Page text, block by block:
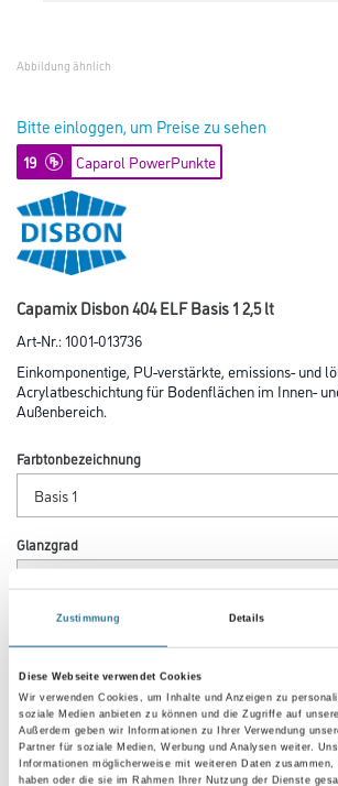
Zustimmung Details
Diese Webseite verwendet Cookies
Wir verwenden Cookies, um Inhalte und Anzeigen zu
soziale Medien anbieten zu können und die Zugriffe auf
Außerdem geben wir Informationen zu Ihrer Verwendung
Partner für soziale Medien, Werbung und Analysen weiter.
Informationen möglicherweise mit weiteren Daten
haben oder die sie im Rahmen Ihrer Nutzung der Dienste
Abbildung ähnlich
Bitte einloggen, um Preise zu sehen
19 Caparol PowerPunkte
Capamix Disbon 404 ELF Basis 1 2,5 lt
Art-Nr.:1001-013736
Einkomponentige, PU-verstärkte, emissions- und
Acrylatbeschichtung für Bodenflächen im Innen-
Außenbereich.
Farbtonbezeichnung
Glanzgrad
Umrechnungsfaktoren